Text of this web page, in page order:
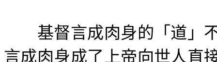
基督言成肉身的「道」不
言成肉身成了上帝向世人直